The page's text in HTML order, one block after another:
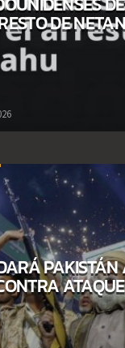
DE